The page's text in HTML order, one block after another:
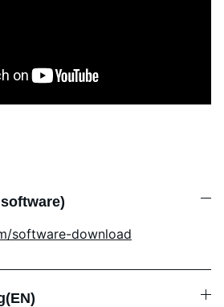
software-download